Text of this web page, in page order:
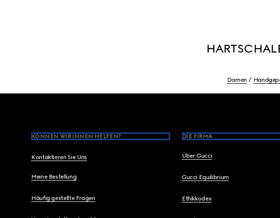
Damen
KÖNNEN WIR IHNEN HELFEN?
Kontaktieren Sie Uns
Meine Bestellung
Häufig gestellte Fragen
DIE FIRMA
Über Gucci
Gucci Equilibrium
Ethikkodex